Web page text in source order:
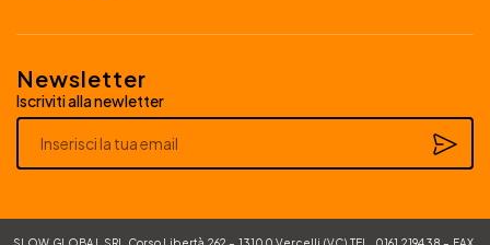
Newsletter
Iscriviti alla newletter